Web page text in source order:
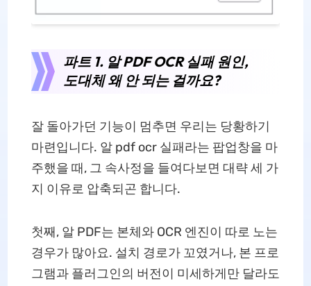
파트 1. 알 PDF OCR 실패 원인,
도대체 왜 안 되는 걸까요?
잘 돌아가던 기능이 멈추면 우리는 당황하기
마련입니다. 알 pdf ocr 실패라는 팝업창을 마
주했을 때, 그 속사정을 들여다보면 대략 세 가
지 이유로 압축되곤 합니다.
첫째, 알 PDF는 본체와 OCR 엔진이 따로 노는
경우가 많아요. 설치 경로가 꼬였거나, 본 프로
그램과 플러그인의 버전이 미세하게만 달라도